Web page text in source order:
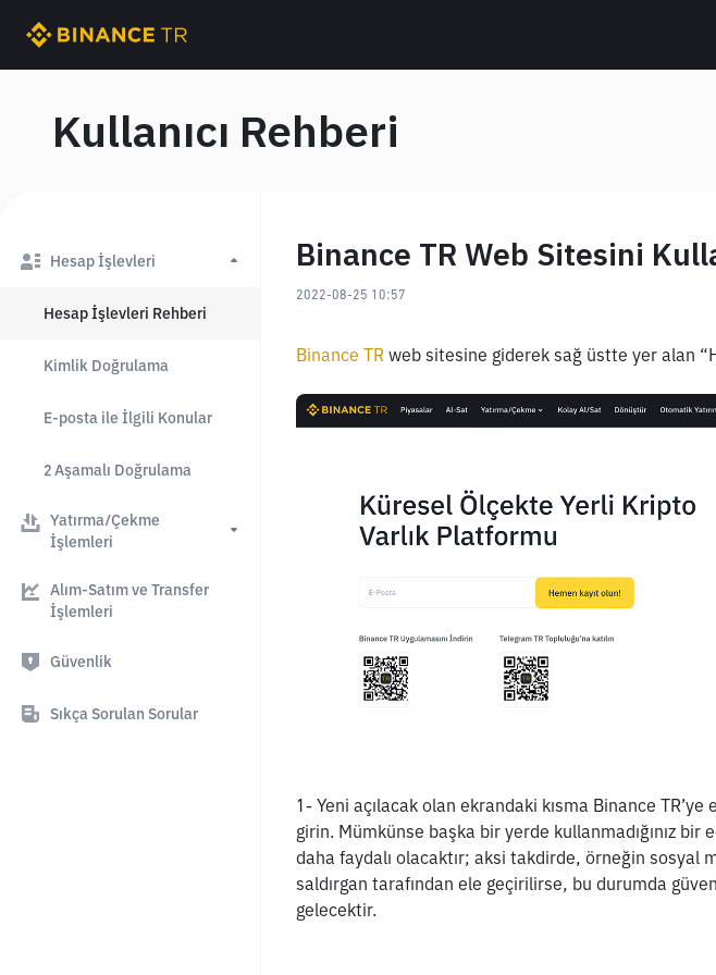
Kullanıcı Rehberi
Hesap İşlevleri
Hesap İşlevleri Rehberi
Kimlik Doğrulama
E-posta ile İlgili Konular
2 Aşamalı Doğrulama
Yatırma/Çekme
İşlemleri
Alım-Satım ve Transfer
İşlemleri
Güvenlik
Sıkça Sorulan Sorular
Binance TR Web Sitesini
2022-08-25 10:57
Binance TR web sitesine giderek sağ üstte yer alan
1- Yeni açılacak olan ekrandaki kısma Binance
girin. Mümkünse başka bir yerde kullanmadığınız bir
daha faydalı olacaktır; aksi takdirde, örneğin sosyal
saldırgan tarafından ele geçirilirse, bu durumda
gelecektir.